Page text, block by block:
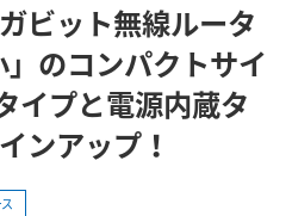
ビット無線ルータ
のコンパクトサイ
イプと電源内蔵タ
ンアップ！